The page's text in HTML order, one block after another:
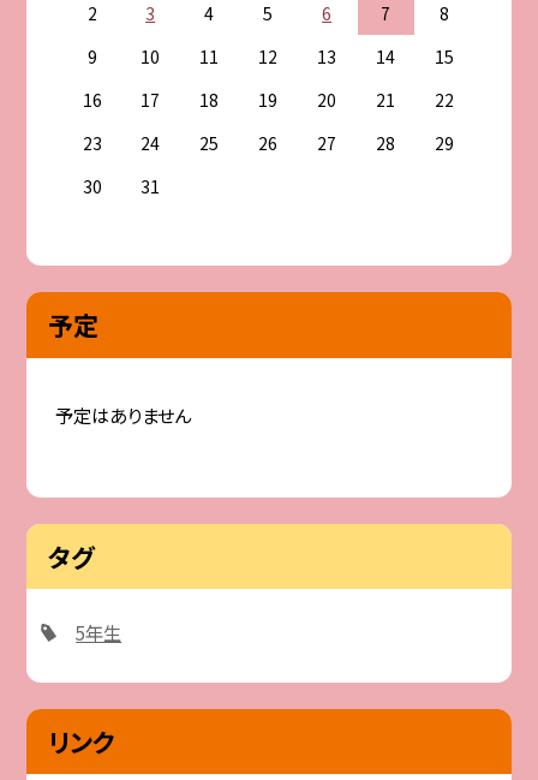
2
3 4 5 6 7
8
9
10 11 12 13 14
15
16
17 18 19 20 21
22
23
24 25 26 27 28
29
30
31
予定
予定はありません
タグ
5年生
リンク